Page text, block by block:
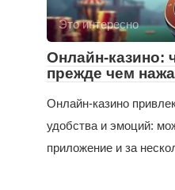
Это интересно
Онлайн-казино:
прежде чем
Онлайн-казино
удобства и эмоций:
приложение и за